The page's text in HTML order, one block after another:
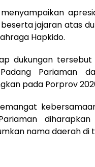
jajaran atas
Hapkido.
dukungan
Pariaman
pada Porprov
nama daerah di